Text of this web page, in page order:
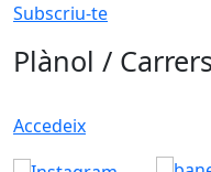
Subscriu-te
Plànol / Carrers
Accedeix